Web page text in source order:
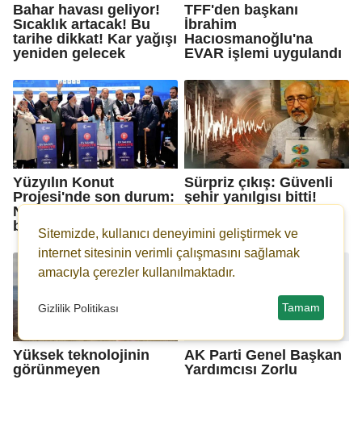
Bahar havası geliyor!
Sıcaklık artacak! Bu
tarihe dikkat! Kar yağışı
yeniden gelecek
TFF'den başkanı
İbrahim
Hacıosmanoğlu'na
EVAR işlemi uygulandı
Yüzyılın Konut
Projesi'nde son durum:
Niğde'de hak sahipleri
belirlendi!
Sürpriz çıkış: Güvenli
şehir yanılgısı bitti!
olun...
Yüksek teknolojinin
görünmeyen
AK Parti Genel Başkan
Yardımcısı Zorlu
Sitemizde, kullanıcı deneyimini geliştirmek ve
internet sitesinin verimli çalışmasını sağlamak
amacıyla çerezler kullanılmaktadır.
Gizlilik Politikası Tamam